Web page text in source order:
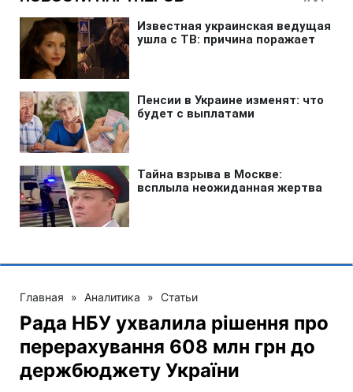
Главная » Аналитика » Статьи
Рада НБУ ухвалила рішення про
перерахування 608 млн грн до
держбюджету України